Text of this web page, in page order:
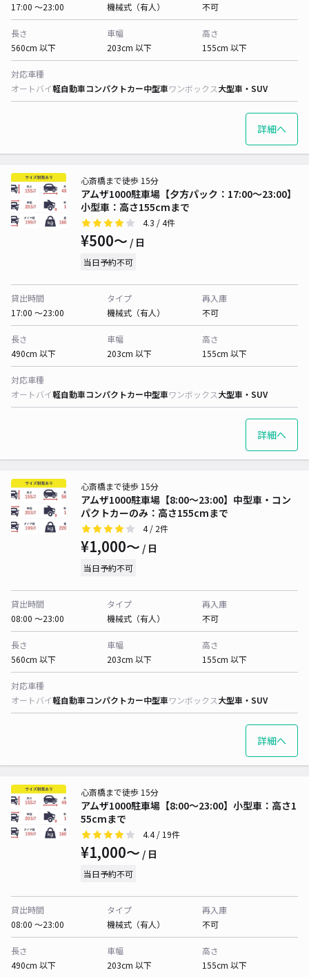
17:00 〜23:00
機械式（有人）
不可
長さ
560cm 以下
車幅
203cm 以下
高さ
155cm 以下
対応車種
オートバイ軽自動車コンパクトカー中型車ワンボックス大型車・SUV
詳細へ
アムザ1000駐車場【夕方パック：17:00～23:00】
小型車：高さ155cmまで
心斎橋まで徒歩 15分
4.3 / 4件
¥500〜 / 日
当日予約不可
貸出時間
17:00 〜23:00
タイプ
機械式（有人）
再入庫
不可
長さ
490cm 以下
車幅
203cm 以下
高さ
155cm 以下
対応車種
オートバイ軽自動車コンパクトカー中型車ワンボックス大型車・SUV
詳細へ
アムザ1000駐車場【8:00〜23:00】中型車・コン
パクトカーのみ：高さ155cmまで
心斎橋まで徒歩 15分
4/ 2件
¥1,000〜 / 日
当日予約不可
貸出時間
08:00 〜23:00
タイプ
機械式（有人）
再入庫
不可
長さ
560cm 以下
車幅
203cm 以下
高さ
155cm 以下
対応車種
オートバイ軽自動車コンパクトカー中型車ワンボックス大型車・SUV
詳細へ
アムザ1000駐車場【8:00〜23:00】小型車：高さ1
55cmまで
心斎橋まで徒歩 15分
4.4/ 19件
¥1,000〜 / 日
当日予約不可
貸出時間
08:00 〜23:00
タイプ
機械式（有人）
再入庫
不可
長さ
490cm 以下
車幅
203cm 以下
高さ
155cm 以下